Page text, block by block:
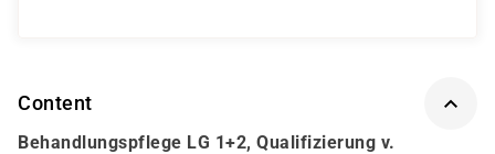
Content
Behandlungspflege LG 1+2, Qualifizierung v.